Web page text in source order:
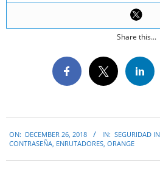
Share this...
12-
ON: DECEMBER 26, 2018 IN: SEGURIDAD
CONTRASEÑA, ENRUTADORES, ORANGE